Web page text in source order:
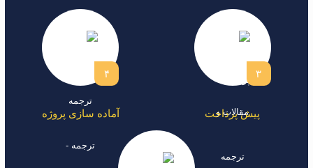
۳
پیش پرداخت
۴
آماده سازی پروژه